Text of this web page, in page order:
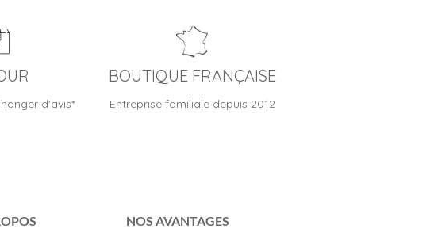
d'avis*
BOUTIQUE FRANÇAISE
Entreprise familiale depuis 2012
NOS AVANTAGES